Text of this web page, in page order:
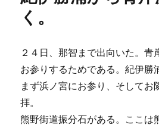
く。
２４日、那智まで出向いた。青
お参りするためである。紀伊勝
まず浜ノ宮にお参り、そしてお
拝。
熊野街道振分石がある。ここは